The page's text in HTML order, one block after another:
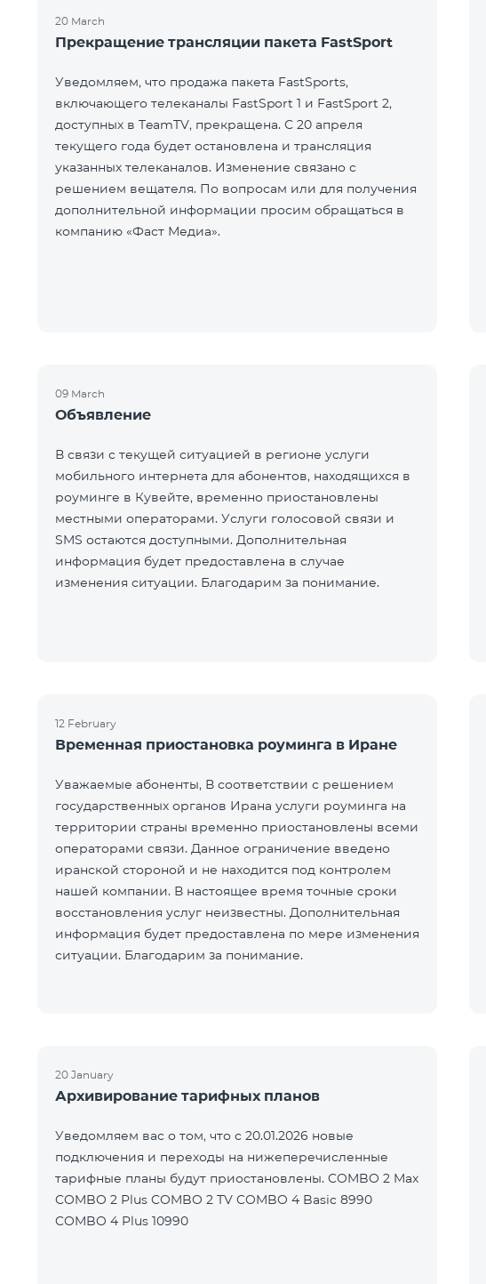
20 March
Прекращение трансляции пакета FastSport
Уведомляем, что продажа пакета FastSports,
включающего телеканалы FastSport 1 и FastSport 2,
доступных в TeamTV, прекращена. С 20 апреля
текущего года будет остановлена и трансляция
указанных телеканалов. Изменение связано с
решением вещателя. По вопросам или для получения
дополнительной информации просим обращаться в
компанию «Фаст Медиа».
09 March
Объявление
В связи с текущей ситуацией в регионе услуги
мобильного интернета для абонентов, находящихся в
роуминге в Кувейте, временно приостановлены
местными операторами. Услуги голосовой связи и
SMS остаются доступными. Дополнительная
информация будет предоставлена в случае
изменения ситуации. Благодарим за понимание.
12 February
Временная приостановка роуминга в Иране
Уважаемые абоненты, В соответствии с решением
государственных органов Ирана услуги роуминга на
территории страны временно приостановлены всеми
операторами связи. Данное ограничение введено
иранской стороной и не находится под контролем
нашей компании. В настоящее время точные сроки
восстановления услуг неизвестны. Дополнительная
информация будет предоставлена по мере изменения
ситуации. Благодарим за понимание.
20 January
Архивирование тарифных планов
Уведомляем вас о том, что с 20.01.2026 новые
подключения и переходы на нижеперечисленные
тарифные планы будут приостановлены. COMBO 2 Max
COMBO 2 Plus COMBO 2 TV COMBO 4 Basic 8990
COMBO 4 Plus 10990